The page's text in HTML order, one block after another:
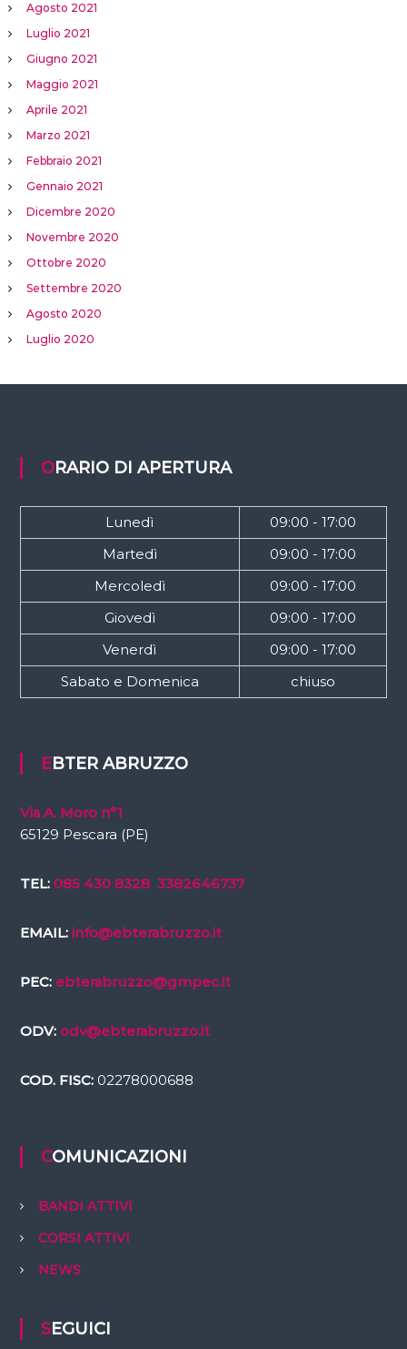
Agosto 2021
Luglio 2021
Giugno 2021
Maggio 2021
Aprile 2021
Marzo 2021
Febbraio 2021
Gennaio 2021
Dicembre 2020
Novembre 2020
Ottobre 2020
Settembre 2020
Agosto 2020
Luglio 2020
ORARIO DI APERTURA
Lunedì
09:00 - 17:00
Martedì
09:00 - 17:00
Mercoledì
09:00 - 17:00
Giovedì
09:00 - 17:00
Venerdì
09:00 - 17:00
Sabato e Domenica
chiuso
EBTER ABRUZZO
Via A. Moro n°1
65129 Pescara (PE)
TEL: 085 430 8328 3382646737
EMAIL: info@ebterabruzzo.it
PEC: ebterabruzzo@gmpec.it
ODV: odv@ebterabruzzo.it
COD. FISC:02278000688
COMUNICAZIONI
BANDI ATTIVI
CORSI ATTIVI
NEWS
SEGUICI